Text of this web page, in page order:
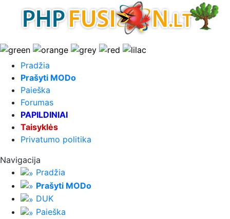
Pradžia
Prašyti MODo
Paieška
Forumas
PAPILDINIAI
Taisyklės
Privatumo politika
Navigacija
Pradžia
Prašyti MODo
DUK
Paieška